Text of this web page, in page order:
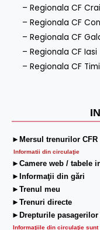
►Mersul trenurilor CFR
Informatii din circulaţie
►Camere web / tabele
►Informaţii din gări
►Trenul meu
►Trenuri directe
►Drepturile
Informaţiile din circulaţie
–Regionala CF
– Regionala CF
– Regionala CF
– Regionala CF Iasi
– Regionala CF